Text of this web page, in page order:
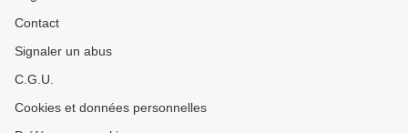
Contact
Signaler un abus
C.G.U.
Cookies et données personnelles